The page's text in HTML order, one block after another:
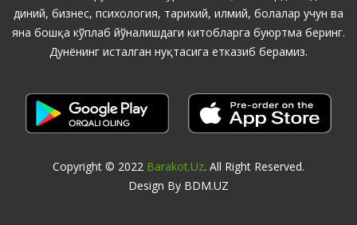
диний, бизнес, психология, тарихий, илмий, болалар учун ва
яна бошқа кўплаб йўналишдаги китобларга буюртма беринг.
Дунёнинг исталган нуқтасига етказиб берамиз.
Copyright © 2022 Barakot.uz. All Right Reserved.
Design By BDM.UZ